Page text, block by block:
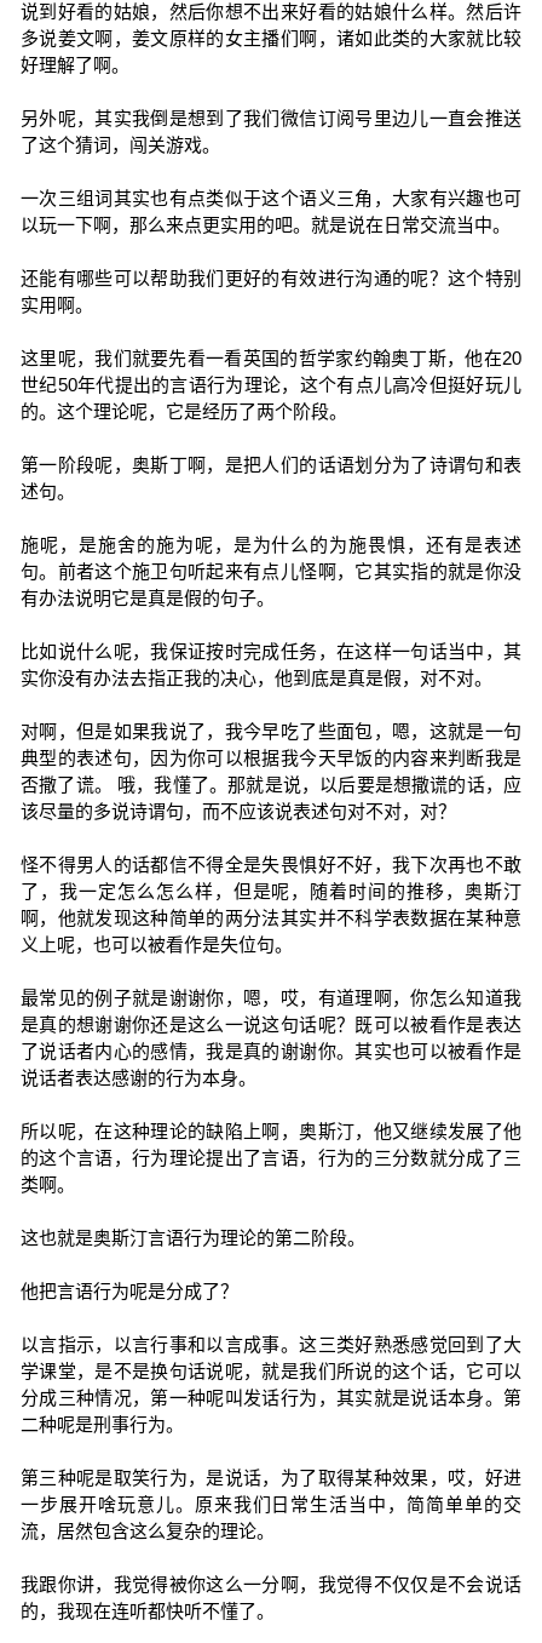
说到好看的姑娘，然后你想不出来好看的姑娘什么样。然后许
多说姜文啊，姜文原样的女主播们啊，诸如此类的大家就比较
好理解了啊。
另外呢，其实我倒是想到了我们微信订阅号里边儿一直会推送
了这个猜词，闯关游戏。
一次三组词其实也有点类似于这个语义三角，大家有兴趣也可
以玩一下啊，那么来点更实用的吧。就是说在日常交流当中。
还能有哪些可以帮助我们更好的有效进行沟通的呢？这个特别
实用啊。
这里呢，我们就要先看一看英国的哲学家约翰奥丁斯，他在20
世纪50年代提出的言语行为理论，这个有点儿高冷但挺好玩儿
的。这个理论呢，它是经历了两个阶段。
第一阶段呢，奥斯丁啊，是把人们的话语划分为了诗谓句和表
述句。
施呢，是施舍的施为呢，是为什么的为施畏惧，还有是表述
句。前者这个施卫句听起来有点儿怪啊，它其实指的就是你没
有办法说明它是真是假的句子。
比如说什么呢，我保证按时完成任务，在这样一句话当中，其
实你没有办法去指正我的决心，他到底是真是假，对不对。
对啊，但是如果我说了，我今早吃了些面包，嗯，这就是一句
典型的表述句，因为你可以根据我今天早饭的内容来判断我是
否撒了谎。 哦，我懂了。那就是说，以后要是想撒谎的话，应
该尽量的多说诗谓句，而不应该说表述句对不对，对？
怪不得男人的话都信不得全是失畏惧好不好，我下次再也不敢
了，我一定怎么怎么样，但是呢，随着时间的推移，奥斯汀
啊，他就发现这种简单的两分法其实并不科学表数据在某种意
义上呢，也可以被看作是失位句。
最常见的例子就是谢谢你，嗯，哎，有道理啊，你怎么知道我
是真的想谢谢你还是这么一说这句话呢？既可以被看作是表达
了说话者内心的感情，我是真的谢谢你。其实也可以被看作是
说话者表达感谢的行为本身。
所以呢，在这种理论的缺陷上啊，奥斯汀，他又继续发展了他
的这个言语，行为理论提出了言语，行为的三分数就分成了三
类啊。
这也就是奥斯汀言语行为理论的第二阶段。
他把言语行为呢是分成了？
以言指示，以言行事和以言成事。这三类好熟悉感觉回到了大
学课堂，是不是换句话说呢，就是我们所说的这个话，它可以
分成三种情况，第一种呢叫发话行为，其实就是说话本身。第
二种呢是刑事行为。
第三种呢是取笑行为，是说话，为了取得某种效果，哎，好进
一步展开啥玩意儿。原来我们日常生活当中，简简单单的交
流，居然包含这么复杂的理论。
我跟你讲，我觉得被你这么一分啊，我觉得不仅仅是不会说话
的，我现在连听都快听不懂了。